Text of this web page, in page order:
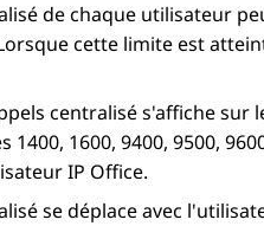
de chaque utilisateur
cette limite est
centralisé s'affiche sur
1400, 1600, 9400, 9500,
IP Office.
se déplace avec